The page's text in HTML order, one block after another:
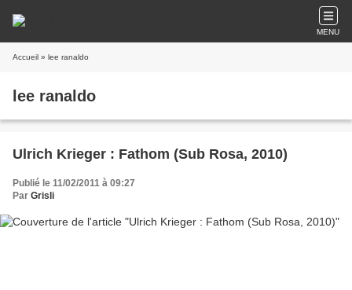
MENU
Accueil » lee ranaldo
lee ranaldo
Ulrich Krieger : Fathom (Sub Rosa, 2010)
Publié le 11/02/2011 à 09:27
Par Grisli